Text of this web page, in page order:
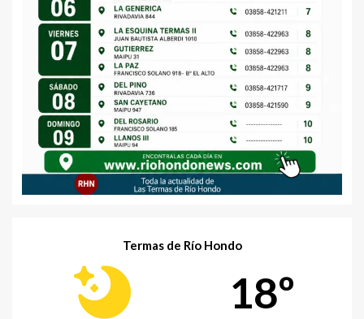
Termas de Río Hondo
18º